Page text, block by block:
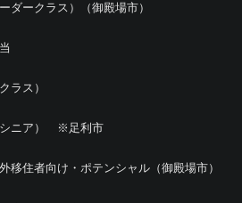
ダークラス）（御殿場市）
ラス）
シニア） ※足利市
移住者向け・ポテンシャル（御殿場市）